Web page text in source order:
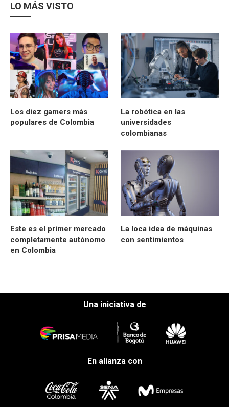
LO MÁS VISTO
Los diez gamers más
populares de Colombia
La robótica en las
universidades
colombianas
Este es el primer mercado
completamente autónomo
en Colombia
La loca idea de máquinas
con sentimientos
Una iniciativa de
En alianza con